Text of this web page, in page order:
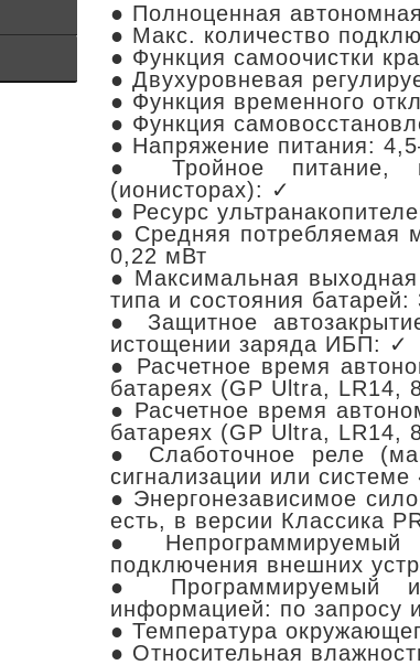
● Полноценная
● Макс. количество
● Функция самоочистки
● Двухуровневая
● Функция временного
● Функция
● Напряжение питания:
● Тройное питание,
(ионисторах): ✓
● Ресурс
● Средняя потребляемая
0,22 мВт
● Максимальная
типа и состояния батарей:
● Защитное
истощении заряда ИБП: ✓
● Расчетное время
батареях (GP Ultra, LR14,
● Расчетное время
батареях (GP Ultra, LR14,
● Слаботочное реле
сигнализации или
● Энергонезависимое
есть, в версии Классика
● Непрограммируемый
подключения внешних
● Программируемый
информацией: по запросу
● Температура
● Относительная